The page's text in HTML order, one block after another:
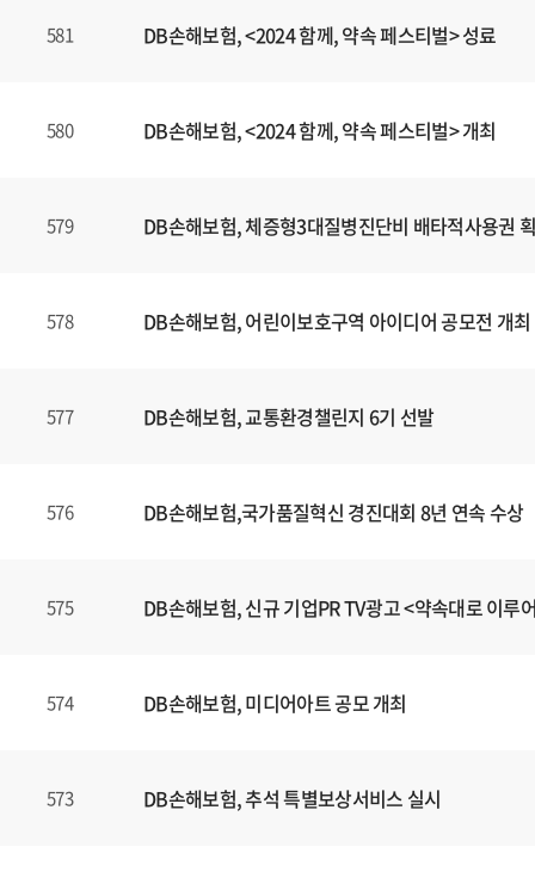
581 DB손해보험, <2024 함께, 약속 페스티벌> 성료
580 DB손해보험, <2024 함께, 약속 페스티벌> 개최
579 DB손해보험, 체증형3대질병진단비 배타적사용권
578 DB손해보험, 어린이보호구역 아이디어 공모전 개최
577 DB손해보험, 교통환경챌린지 6기 선발
576 DB손해보험,국가품질혁신 경진대회 8년 연속 수상
575 DB손해보험, 신규 기업PR TV광고 <약속대로 이루
574 DB손해보험, 미디어아트 공모 개최
573 DB손해보험, 추석 특별보상서비스 실시